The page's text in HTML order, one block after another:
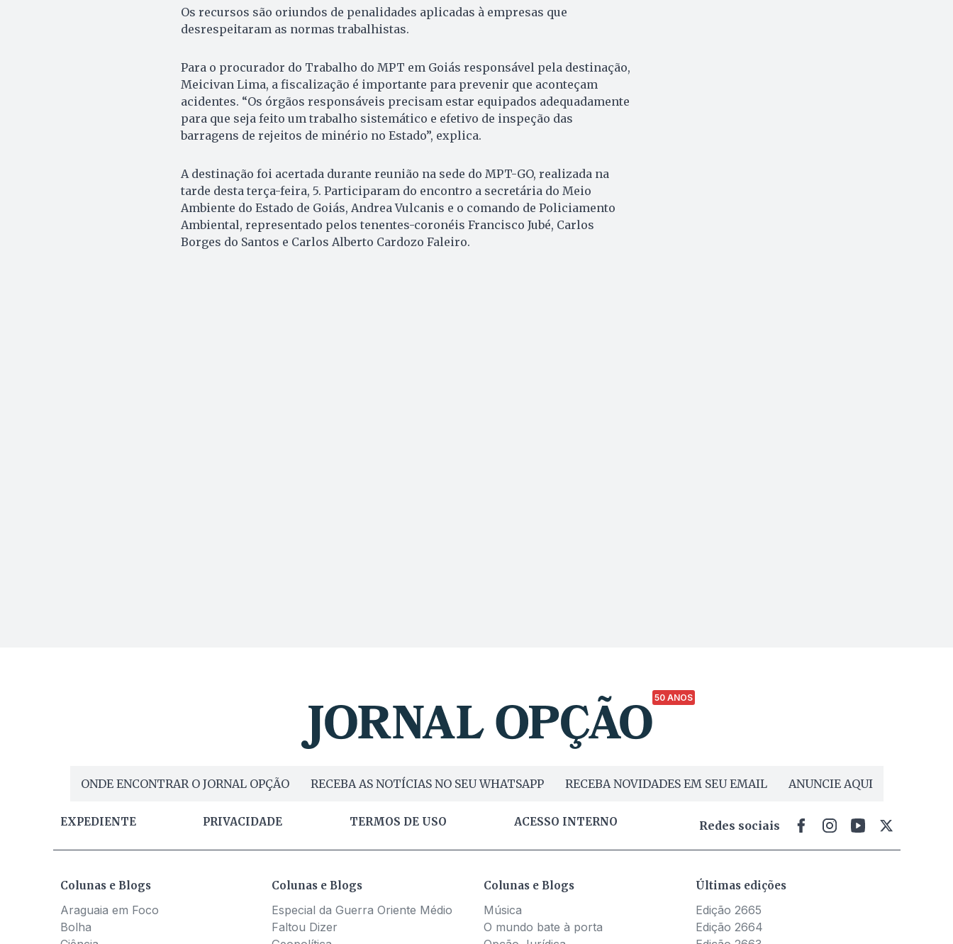
Os recursos são oriundos de penalidades aplicadas à empresas que
desrespeitaram as normas trabalhistas.
Para o procurador do Trabalho do MPT em Goiás responsável pela destinação,
Meicivan Lima, a fiscalização é importante para prevenir que aconteçam
acidentes. “Os órgãos responsáveis precisam estar equipados adequadamente
para que seja feito um trabalho sistemático e efetivo de inspeção das
barragens de rejeitos de minério no Estado”, explica.
A destinação foi acertada durante reunião na sede do MPT-GO, realizada na
tarde desta terça-feira, 5. Participaram do encontro a secretária do Meio
Ambiente do Estado de Goiás, Andrea Vulcanis e o comando de Policiamento
Ambiental, representado pelos tenentes-coronéis Francisco Jubé, Carlos
Borges do Santos e Carlos Alberto Cardozo Faleiro.
50 ANOS
ONDE ENCONTRAR O JORNAL OPÇÃO RECEBA AS NOTÍCIAS NO SEU WHATSAPP RECEBA NOVIDADES EM SEU EMAIL ANUNCIE AQUI
EXPEDIENTE PRIVACIDADE TERMOS DE USO ACESSO INTERNO Redes sociais
Colunas e Blogs
Araguaia em Foco
Bolha
Colunas e Blogs
Especial da Guerra Oriente Médio
Faltou Dizer
Colunas e Blogs
Música
O mundo bate à porta
Últimas edições
Edição 2665
Edição 2664